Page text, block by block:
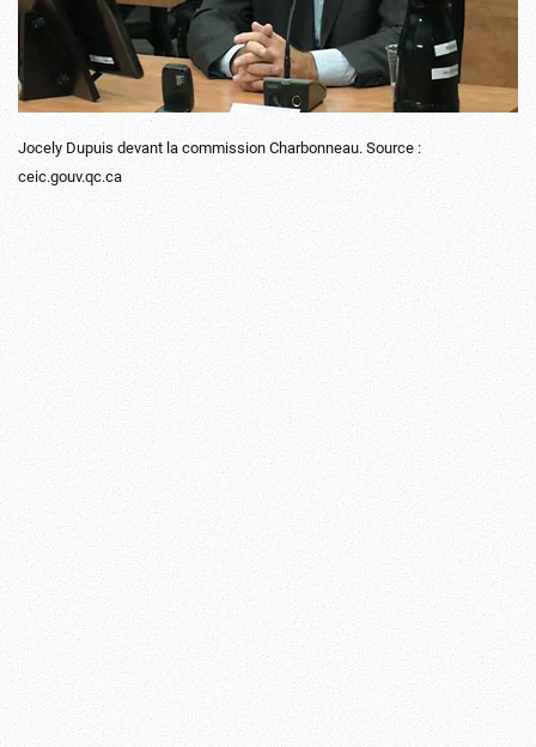
Jocely Dupuis devant la commission Charbonneau. Source :
ceic.gouv.qc.ca